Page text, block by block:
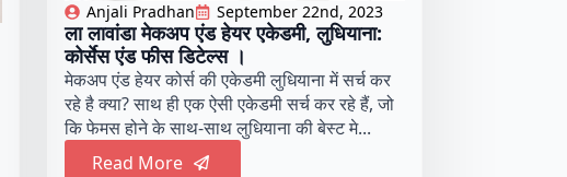
Anjali Pradhan September 22nd, 2023
ला लावांडा मेकअप एंड हेयर एकेडमी, लुधियाना:
कोर्सेस एंड फीस डिटेल्स ।
मेकअप एंड हेयर कोर्स की एकेडमी लुधियाना में सर्च कर
रहे है क्या? साथ ही एक ऐसी एकेडमी सर्च कर रहे हैं, जो
कि फेमस होने के साथ-साथ लुधियाना की बेस्ट मे...
Read More